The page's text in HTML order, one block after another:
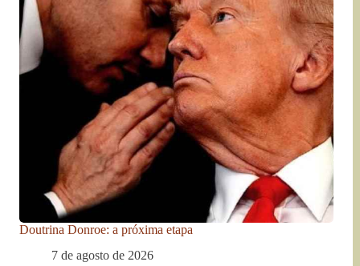
Doutrina Donroe: a próxima etapa
7 de agosto de 2026